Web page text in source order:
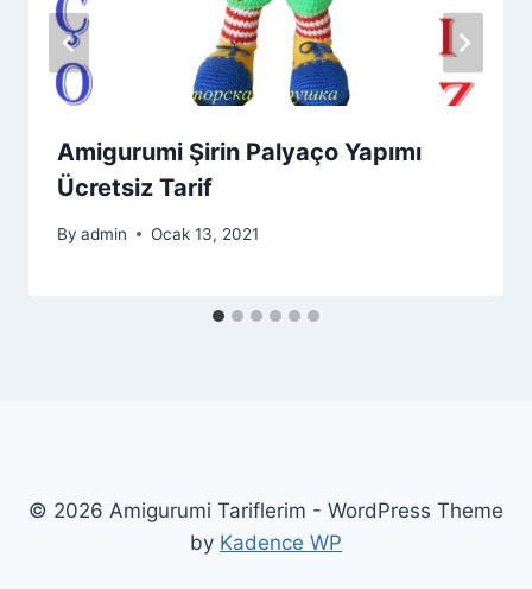
Amigurumi Şirin Palyaço Yapımı
Ücretsiz Tarif
By admin Ocak 13, 2021
© 2026 Amigurumi Tariflerim - WordPress Theme
by Kadence WP